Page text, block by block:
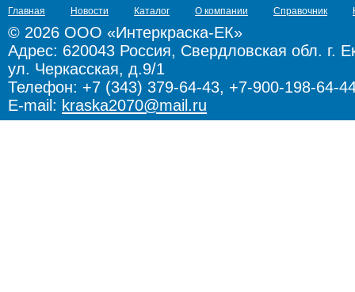
Главная Новости Каталог О компании Справочник
© 2026 ООО «Интеркраска-ЕК»
Адрес: 620043 Россия, Свердловская обл. г.
ул. Черкасская, д.9/1
Телефон: +7 (343) 379-64-43, +7-900-198-64-
E-mail: kraska2070@mail.ru